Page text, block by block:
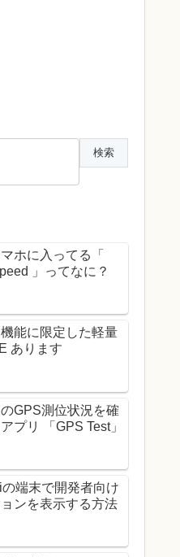
ホに入ってる「
」ってなに？
機能に限定した軽量
あります
GPS測位状況を確
プリ 「GPS Test」
端末で開発者向け
ンを表示する方法